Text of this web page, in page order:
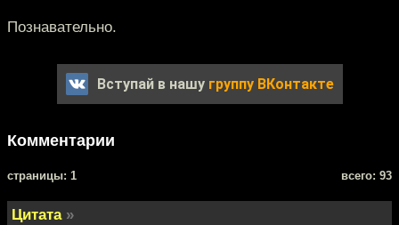
Познавательно.
Вступай в нашу группу ВКонтакте
Комментарии
cтраницы: 1 всего: 93
Цитата »